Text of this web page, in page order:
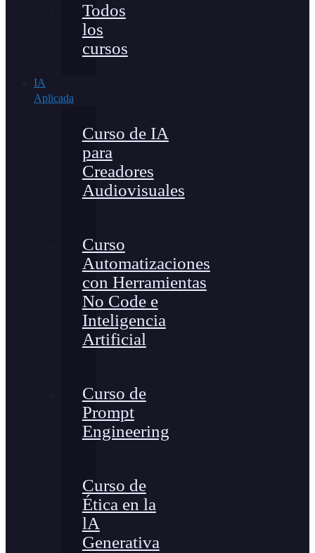
Todos
los
cursos
IA
Aplicada
Curso de IA
para
Creadores
Audiovisuales
Curso
Automatizaciones
con Herramientas
No Code e
Inteligencia
Artificial
Curso de
Prompt
Engineering
Curso de
Ética en la
lA
Generativa